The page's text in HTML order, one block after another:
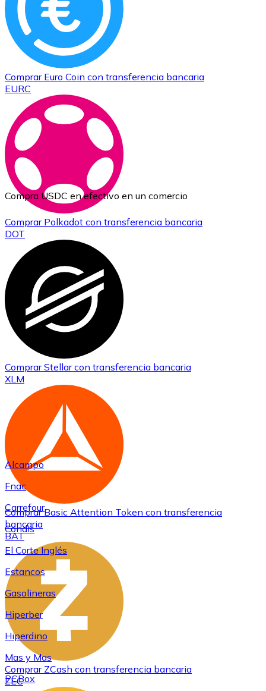
Comprar Euro Coin con transferencia bancaria
EURC
Comprar Polkadot con transferencia bancaria
DOT
ComprarStellarcon transferencia bancaria
XLM
ComprarBasic Attention Token con transferencia
bancaria
BAT
Comprar ZCash con transferencia bancaria
ZEC
Compra USDC en efectivo en un comercio
Alcampo
Fnac
Carrefour
Condis
El Corte Inglés
Estancos
Gasolineras
Hiperber
Hiperdino
Mas y Mas
PCBox